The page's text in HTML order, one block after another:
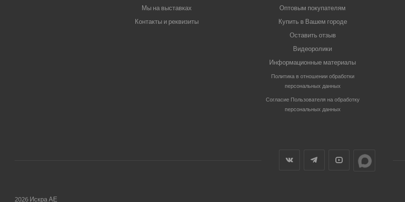
Мы на выставках
Контакты и реквизиты
Оптовым покупателям
Купить в Вашем городе
Оставить отзыв
Видеоролики
Информационные материалы
Политика в отношении обработки
персональных данных
Согласие Пользователя на обработку
персональных данных
2026 Искра АЕ